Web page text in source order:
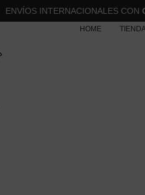
ENVÍOS INTERNACIONALES CON
HOME